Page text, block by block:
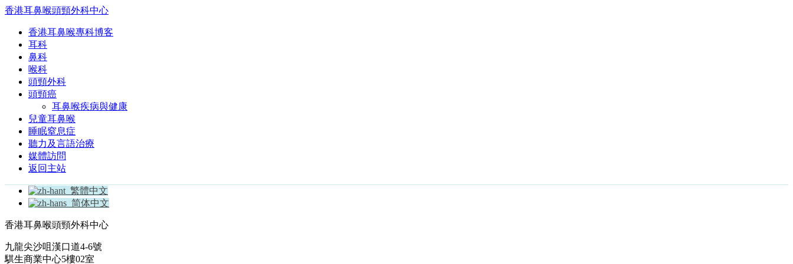
香港耳鼻喉頭頸外科中心
香港耳鼻喉專科博客
耳科
鼻科
喉科
頭頸外科
頭頸癌
耳鼻喉疾病與健康
兒童耳鼻喉
睡眠窒息症
聽力及言語治療
媒體訪問
返回主站
繁體中文
简体中文
香港耳鼻喉頭頸外科中心
九龍尖沙咀漢口道4-6號
騏生商業中心5樓02室